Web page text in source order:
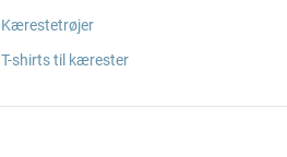
Kærestetrøjer
T-shirts til kærester